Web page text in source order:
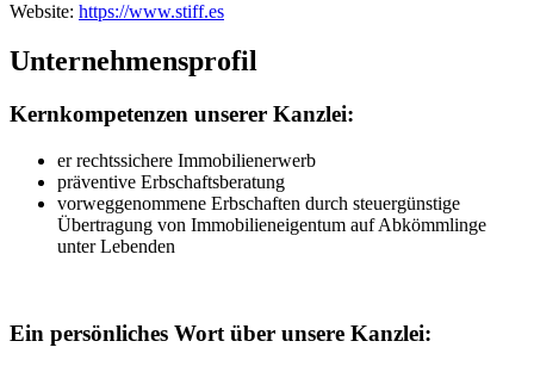
Website: https://www.stiff.es
Unternehmensprofil
Kernkompetenzen unserer Kanzlei:
er rechtssichere Immobilienerwerb
präventive Erbschaftsberatung
vorweggenommene Erbschaften durch steuergünstige
Übertragung von Immobilieneigentum auf Abkömmlinge
unter Lebenden
Ein persönliches Wort über unsere Kanzlei: